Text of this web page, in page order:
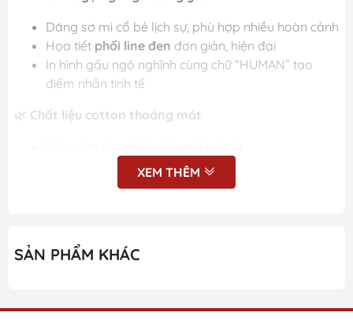
Dáng sơ mi cổ bẻ lịch sự, phù hợp nhiều hoàn cảnh
Họa tiết phối line đen đơn giản, hiện đại
In hình gấu ngộ nghĩnh cùng chữ “HUMAN” tạo
điểm nhấn tinh tế
🌿 Chất liệu cotton thoáng mát
Mặc mát mẻ, dễ chịu trong ngày hè
An toàn cho làn da nhạy cảm của bé
Áo cài cúc trước, dễ mặc – dễ thay
Form rộng vừa phải, thoải mái vận động
📏Size:2 – 7 tuổi
XEM THÊM
SẢN PHẨM KHÁC